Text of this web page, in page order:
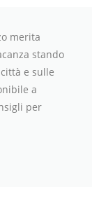
merita
stando
e sulle
a
per